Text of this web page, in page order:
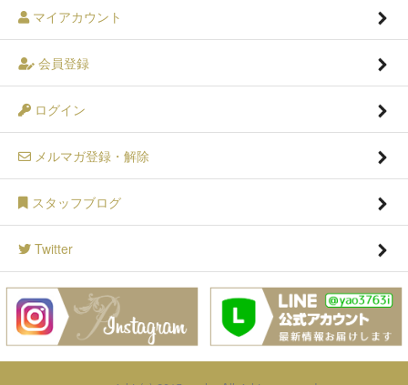
マイアカウント
会員登録
ログイン
メルマガ登録・解除
スタッフブログ
Twitter